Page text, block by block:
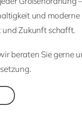
und
und Zukunft schafft.
beraten Sie gerne